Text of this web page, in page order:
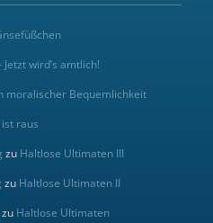
wird’s amtlich!
moralischer Bequemlichkeit
raus
zu Haltlose Ultimaten III
zu Haltlose Ultimaten II
zu Haltlose Ultimaten